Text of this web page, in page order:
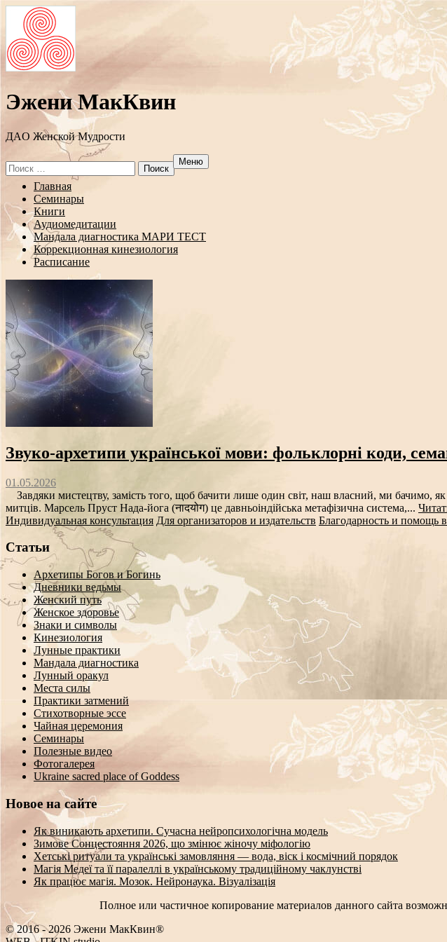
Эжени МакКвин
ДAO Женской Мудрости
Search
for:
Меню
Перейти
содержанию
Главная
Семинары
Книги
Аудиомедитации
Мандала диагностика МАРИ ТЕСТ
Коррекционная кинезиология
Расписание
Звуко‑архетипи української мови: фольклорні коди,
01.05.2026
Завдяки мистецтву, замість того, щоб бачити лише один світ, наш власний, ми бачимо,
митців. Марсель Пруст Нада-йога (नादयोग) це давньоіндійська метафізична система,...
Индивидуальная консультация Для организаторов и издательств Благодарность и помощь
Статьи
Архетипы Богов и Богинь
Дневники ведьмы
Женский путь
Женское здоровье
Знаки и символы
Кинезиология
Лунные практики
Мандала диагностика
Лунный оракул
Места силы
Практики затмений
Стихотворные эссе
Чайная церемония
Семинары
Полезные видео
Фотогалерея
Ukraine sacred place of Goddess
Новое на сайте
Як виникають архетипи. Сучасна нейропсихологічна модель
Зимове Сонцестояння 2026, що змінює жіночу міфологію
Хетські ритуали та українські замовляння — вода, віск і космічний порядок
Магія Медеї та її паралеллі в українському традиційному чаклунстві
Як працює магія. Мозок. Нейронаука. Візуалізація
Полное или частичное копирование материалов данного сайта
© 2016 - 2026 Эжени МакКвин®